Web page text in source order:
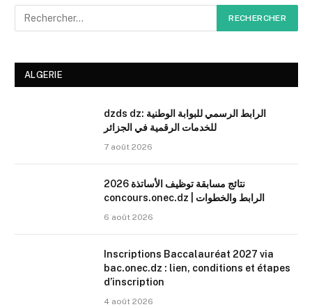
ALGERIE
dzds dz: الرابط الرسمي للبوابة الوطنية
للخدمات الرقمية في الجزائر
7 août 2026
نتائج مسابقة توظيف الأساتذة 2026
concours.onec.dz | الرابط والخطوات
6 août 2026
Inscriptions Baccalauréat 2027 via
bac.onec.dz : lien, conditions et étapes
d’inscription
4 août 2026